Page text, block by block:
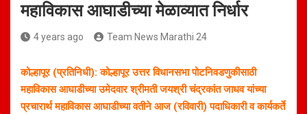
महाविकास आघाडीच्या मेळाव्यात निर्धार
4 years ago Team News Marathi 24
कोल्हापूर (प्रतिनिधी): कोल्हापूर उत्तर विधानसभा पोटनिवडणुकीसाठी
महाविकास आघाडीच्या उमेदवार श्रीमती जयश्री चंद्रकांत जाधव यांच्या
प्रचारार्थ महाविकास आघाडीच्या वतीने आज (रविवारी) पदाधिकारी व कार्यकर्ते